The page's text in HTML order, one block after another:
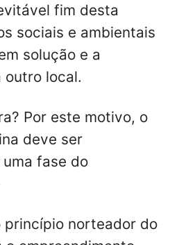
fim desta
sociais e ambientais
solução e a
outro local.
Por este motivo, o
deve ser
fase do
princípio norteador do